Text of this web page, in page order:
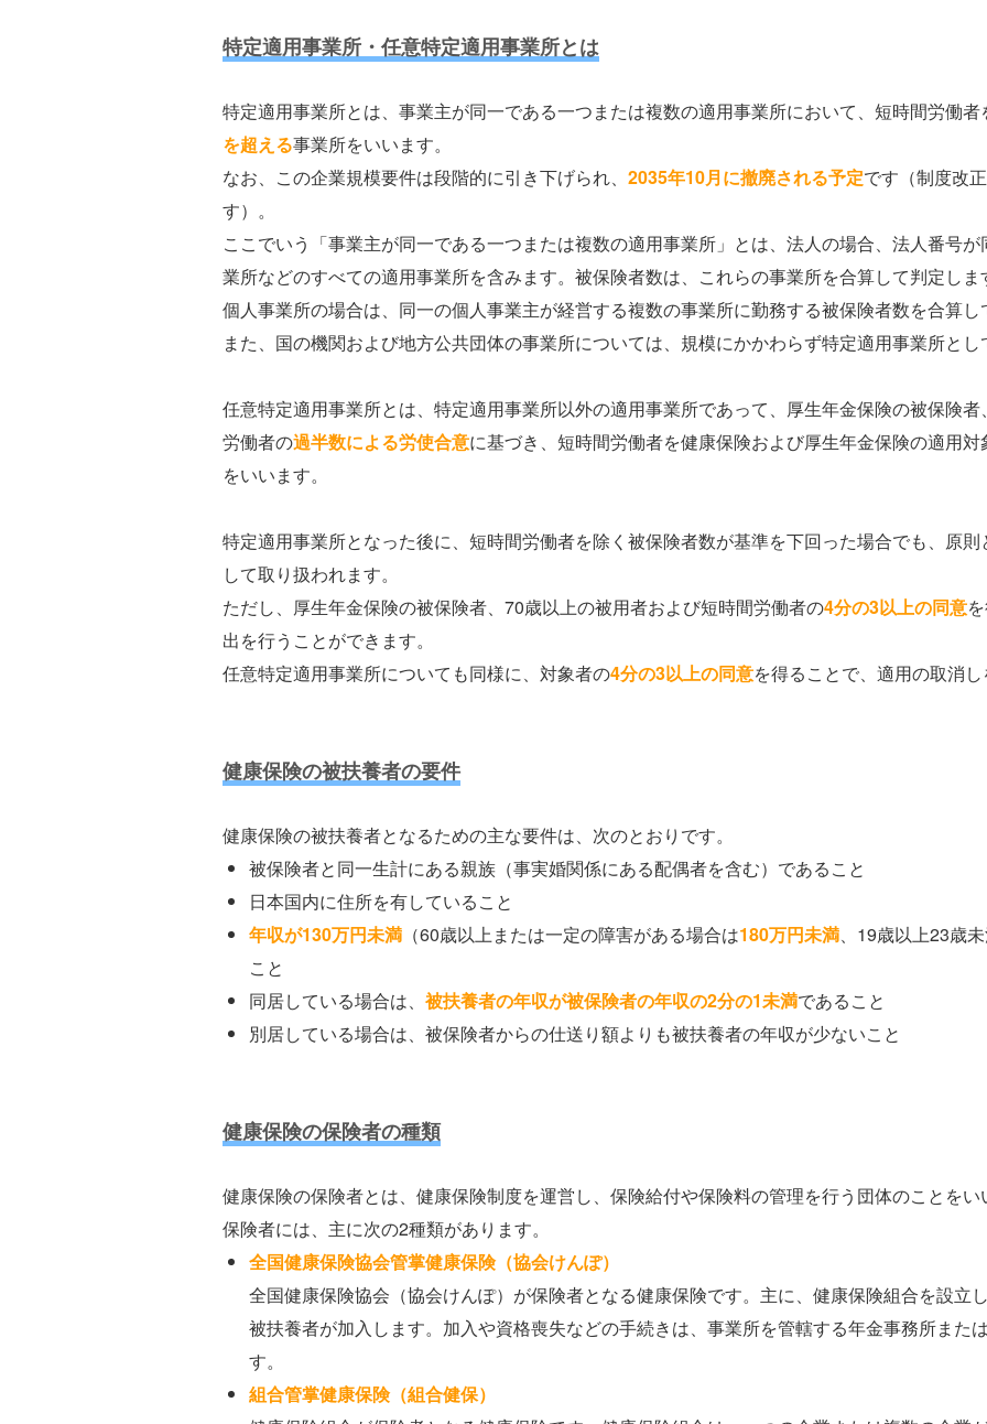
特定適用事業所・任意特定適用事業所とは
特定適用事業所とは、事業主が同一である一つまたは複数の適用事業所において、短時間労働
を超える事業所をいいます。
なお、この企業規模要件は段階的に引き下げられ、 2035年10月に撤廃される予定です（制度改
す）。
ここでいう「事業主が同一である一つまたは複数の適用事業所」とは、法人の場合、法人番号
業所などのすべての適用事業所を含みます。被保険者数は、これらの事業所を合算して判定しま
個人事業所の場合は、同一の個人事業主が経営する複数の事業所に勤務する被保険者数を合算し
また、国の機関および地方公共団体の事業所については、規模にかかわらず特定適用事業所とし
任意特定適用事業所とは、特定適用事業所以外の適用事業所であって、厚生年金保険の被保険
労働者の過半数による労使合意に基づき、短時間労働者を健康保険および厚生年金保険の適用
をいいます。
特定適用事業所となった後に、短時間労働者を除く被保険者数が基準を下回った場合でも、原
して取り扱われます。
ただし、厚生年金保険の被保険者、70歳以上の被用者および短時間労働者の4分の3以上の同意
出を行うことができます。
任意特定適用事業所についても同様に、対象者の4分の3以上の同意を得ることで、適用の取消
健康保険の被扶養者の要件
健康保険の被扶養者となるための主な要件は、次のとおりです。
被保険者と同一生計にある親族（事実婚関係にある配偶者を含む）であること
日本国内に住所を有していること
年収が130万円未満 （60歳以上または一定の障害がある場合は180万円未満、19歳以上23歳
こと
同居している場合は、 被扶養者の年収が被保険者の年収の2分の1未満であること
別居している場合は、被保険者からの仕送り額よりも被扶養者の年収が少ないこと
健康保険の保険者の種類
健康保険の保険者とは、健康保険制度を運営し、保険給付や保険料の管理を行う団体のことをい
保険者には、主に次の2種類があります。
全国健康保険協会管掌健康保険（協会けんぽ）
全国健康保険協会（協会けんぽ）が保険者となる健康保険です。主に、健康保険組合を設立
被扶養者が加入します。加入や資格喪失などの手続きは、事業所を管轄する年金事務所また
す。
組合管掌健康保険（組合健保）